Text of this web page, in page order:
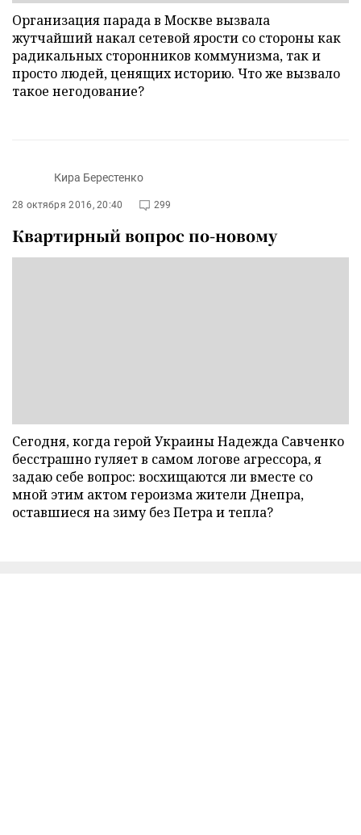
Организация парада в Москве вызвала
жутчайший накал сетевой ярости со стороны как
радикальных сторонников коммунизма, так и
просто людей, ценящих историю. Что же вызвало
такое негодование?
Кира Берестенко
28 октября 2016, 20:40 299
Квартирный вопрос по-новому
Сегодня, когда герой Украины Надежда Савченко
бесстрашно гуляет в самом логове агрессора, я
задаю себе вопрос: восхищаются ли вместе со
мной этим актом героизма жители Днепра,
оставшиеся на зиму без Петра и тепла?